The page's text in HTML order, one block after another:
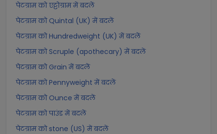
पेटग्राम को एट्टोग्राम में बदलें
पेटग्राम को Quintal (UK) में बदलें
पेटग्राम को Hundredweight (UK) में बदलें
पेटग्राम को Scruple (apothecary) में बदलें
पेटग्राम को Grain में बदलें
पेटग्राम को Pennyweight में बदलें
पेटग्राम को Ounce में बदलें
पेटग्राम को पाउंड में बदलें
पेटग्राम को stone (US) में बदलें